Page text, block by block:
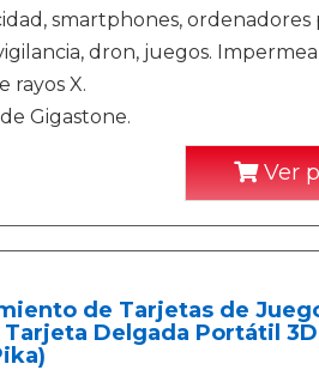
smartphones, ordenadores
dron, juegos.
rayos X.
Gigastone.
Ver
de Tarjetas de
Delgada Portátil